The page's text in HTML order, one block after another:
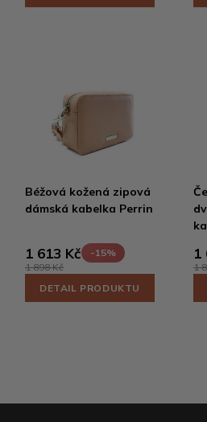
Béžová kožená zipová
dámská kabelka Perrin
1 613 Kč
-15%
1 898 Kč
DETAIL PRODUKTU
1
1